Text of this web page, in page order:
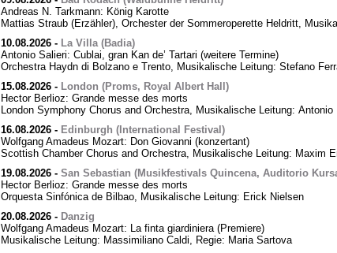
Andreas N. Tarkmann: König Karotte
Mattias Straub (Erzähler), Orchester der Sommeroperette Heldritt,
10.08.2026- La Villa (Badia)
Antonio Salieri: Cublai, gran Kan de’ Tartari (weitere Termine)
Orchestra Haydn di Bolzano e Trento, Musikalische Leitung: Stefano
15.08.2026- London (Proms, Royal Albert Hall)
Hector Berlioz: Grande messe des morts
London Symphony Chorus and Orchestra, Musikalische Leitung: Antonio
16.08.2026- Edinburgh (International Festival)
Wolfgang Amadeus Mozart: Don Giovanni (konzertant)
Scottish Chamber Chorus and Orchestra, Musikalische Leitung: Maxim
19.08.2026- San Sebastian (Musikfestivals Quincena, Auditorio
Hector Berlioz: Grande messe des morts
Orquesta Sinfónica de Bilbao, Musikalische Leitung: Erick Nielsen
20.08.2026- Danzig
Wolfgang Amadeus Mozart: La finta giardiniera (Premiere)
Musikalische Leitung: Massimiliano Caldi, Regie: Maria Sartova